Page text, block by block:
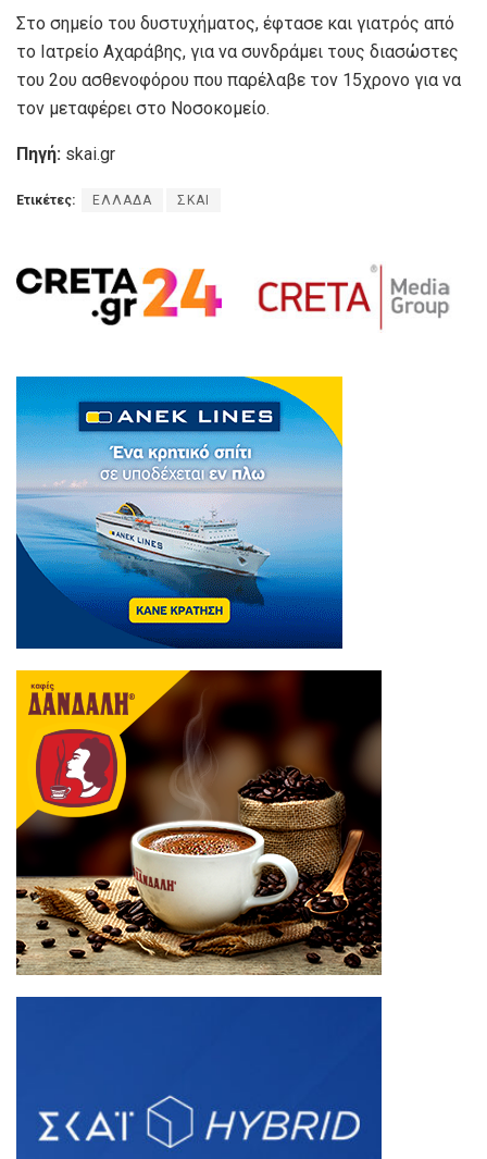
Στο σημείο του δυστυχήματος, έφτασε και γιατρός από
το Ιατρείο Αχαράβης, για να συνδράμει τους διασώστες
του 2ου ασθενοφόρου που παρέλαβε τον 15χρονο για να
τον μεταφέρει στο Νοσοκομείο.
Πηγή: skai.gr
Ετικέτες: ΕΛΛΑΔΑ ΣΚΑΙ